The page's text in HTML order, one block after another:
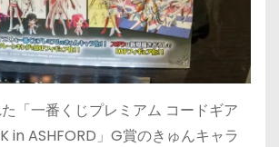
「一番くじプレミアム コードギア
in ASHFORD」G賞のきゅんキャラ